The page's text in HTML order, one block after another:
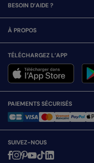
BESOIN D’AIDE ?
À PROPOS
TÉLÉCHARGEZ L’APP
PAIEMENTS SÉCURISÉS
SUIVEZ-NOUS